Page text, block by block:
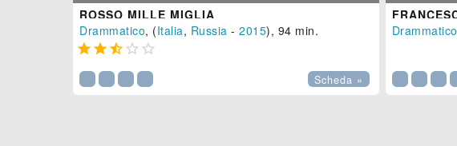
ROSSO MILLE MIGLIA
Drammatico, (Italia, Russia - 2015), 94 min.
    
Scheda »
Drammatico